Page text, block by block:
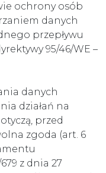
ochrony osób
danych
przepływu
95/46/WE –
danych
działań na
przed
zgoda (art. 6
z dnia 27